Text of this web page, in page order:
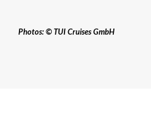
Photos: © TUI Cruises GmbH